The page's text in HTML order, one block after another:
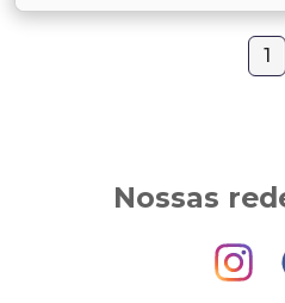
1
Nossas